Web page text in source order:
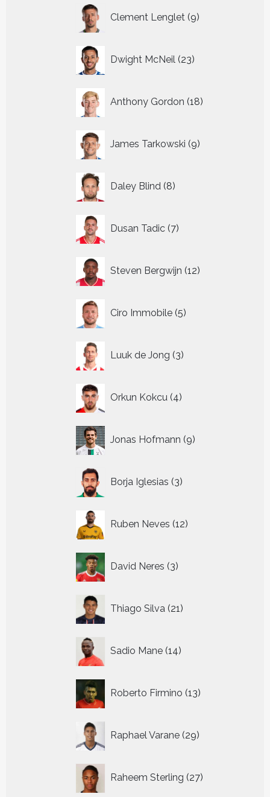
Clement Lenglet 9
producten
Dwight McNeil 23
producten
Anthony Gordon 18
producten
James Tarkowski 9
producten
Daley Blind 8
producten
Dusan Tadic 7
producten
Steven Bergwijn 12
producten
Ciro Immobile 5
producten
Luuk de Jong 3
producten
Orkun Kokcu 4
producten
Jonas Hofmann 9
producten
Borja Iglesias 3
producten
Ruben Neves 12
producten
David Neres 3
producten
Thiago Silva 21
producten
Sadio Mane 14
producten
Roberto Firmino 13
producten
Raphael Varane 29
producten
Raheem Sterling 27
producten